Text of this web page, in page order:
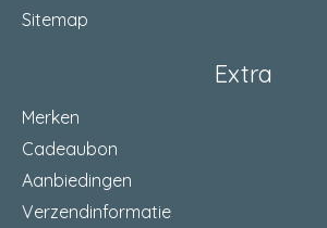
Sitemap
Extra
Merken
Cadeaubon
Aanbiedingen
Verzendinformatie